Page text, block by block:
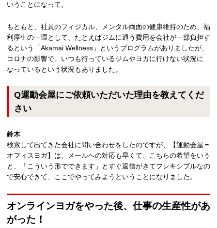
いうことになって。
もともと、社員のフィジカル、メンタル両面の健康維持のため、福
利厚生の一環として、たとえばジムに通う費用を会社が一部負担す
るという「Akamai Wellness」というプログラムがありましたが、
コロナの影響で、いつも行っているジムやヨガに行けない状況に
なっているという状況もありました。
Q運動会屋にご依頼いただいた理由を教えてくだ
さい
鈴木
検索して出てきた会社に問い合わせをしたのですが、【運動会屋＝
オフィスヨガ】は、メールへの対応も早くて、こちらの希望をいう
と、「こういう形でできます」とすぐ返信がきてフレキシブルなの
で安心できて、ここでやってみようということになりました。
オンラインヨガをやった後、仕事の生産性があ
がった！